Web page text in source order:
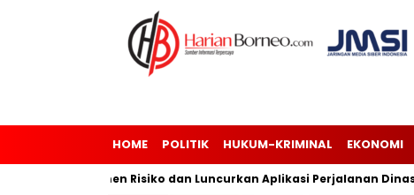
HOME POLITIK HUKUM-KRIMINAL EKONOMI
Manajemen Risiko dan Luncurkan Aplikasi Perjalanan Dinas